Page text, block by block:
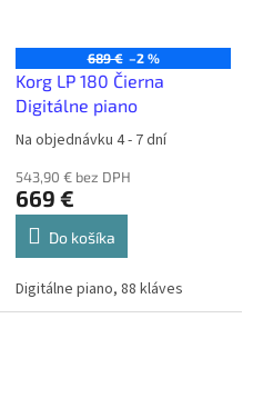
689 € –2 %
Korg LP 180 Čierna
Digitálne piano
Na objednávku 4 - 7 dní
543,90 € bez DPH
669 €
Do košíka
Digitálne piano, 88 kláves